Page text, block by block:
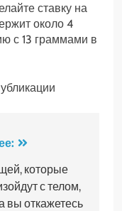
ставку на
около 4
с 13 граммами в
которые
с телом,
вы откажетесь